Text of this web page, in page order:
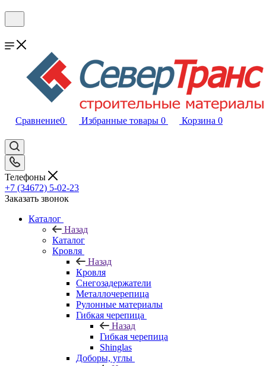
Сравнение0 Избранные товары 0 Корзина 0
Телефоны
+7 (34672) 5-02-23
Заказать звонок
Каталог
Назад
Каталог
Кровля
Назад
Кровля
Снегозадержатели
Металлочерепица
Рулонные материалы
Гибкая черепица
Назад
Гибкая черепица
Shinglas
Доборы, углы